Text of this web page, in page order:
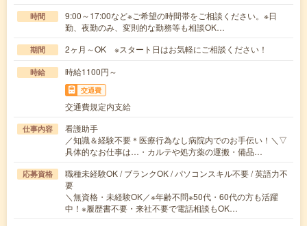
時間
9:00～17:00など※ご希望の時間帯をご相談ください。※日
勤、夜勤のみ、変則的な勤務等も相談OK…
期間 2ヶ月～OK ※スタート日はお気軽にご相談ください！
時給 時給1100円～
交通費
交通費規定内支給
仕事内容
看護助手
／知識＆経験不要＊医療行為なし病院内でのお手伝い！＼▽
具体的なお仕事は…・カルテや処方薬の運搬・備品…
応募資格
職種未経験OK / ブランクOK / パソコンスキル不要 / 英語力不
要
＼無資格・未経験OK／※年齢不問※50代・60代の方も活躍
中！※履歴書不要・来社不要で電話相談もOK…